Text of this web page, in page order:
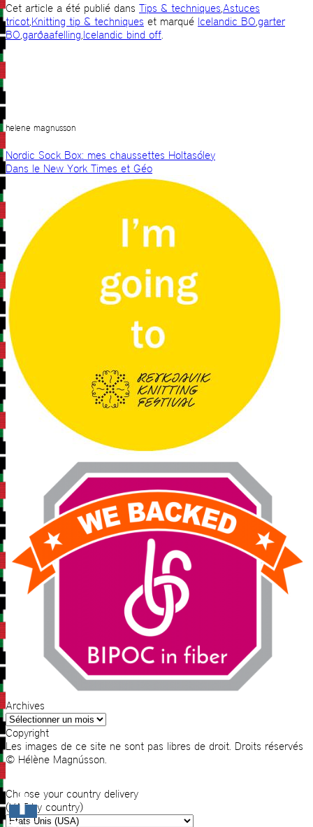
Cet article a été publié dans Tips & techniques Astuces
tricot Knitting tip & techniques et marqué Icelandic BO garter
BO garðaafelling Icelandic bind off
helene magnusson
Nordic Sock Box: mes chaussettes Holtasóley
Dans le New York Times et Géo
Archives
Archives
Copyright
Les images de ce site ne sont pas libres de droit. Droits réservés
© Hélène Magnússon.
Choose your country delivery
(VAT by country)